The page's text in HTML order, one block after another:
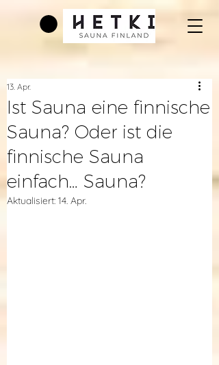
Ist Sauna eine finnische
Sauna? Oder ist die
finnische Sauna
einfach… Sauna?
13. Apr.
Aktualisiert: 14. Apr.